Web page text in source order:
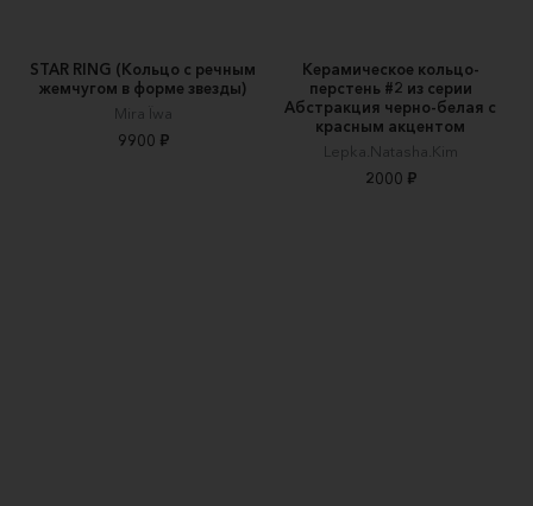
STAR RING (Кольцо с речным
жемчугом в форме звезды)
Mira Ïwa
9900 ₽
Керамическое кольцо-
перстень #2 из серии
Абстракция черно-белая с
красным акцентом
Lepka.Natasha.Kim
2000 ₽